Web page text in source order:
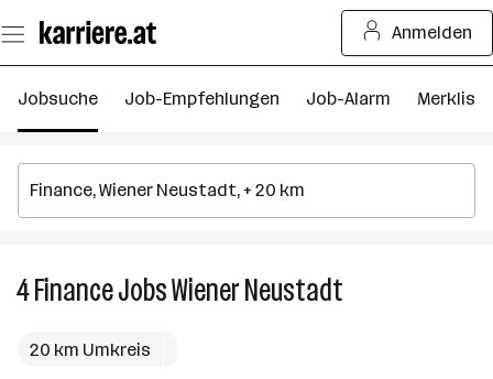
Seiteninhalt
springen
Anmelden
Jobsuche Job-Empfehlungen Job-Alarm Merkliste
4FinanceJobsWiener Neustadt
20 km Umkreis